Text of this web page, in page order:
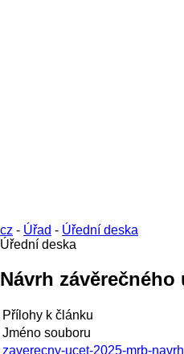
cz - Úřad - Úřední deska
Úřední deska
Návrh
Přílohy k článku
Jméno souboru
zaverecny-ucet-2025-mrb-